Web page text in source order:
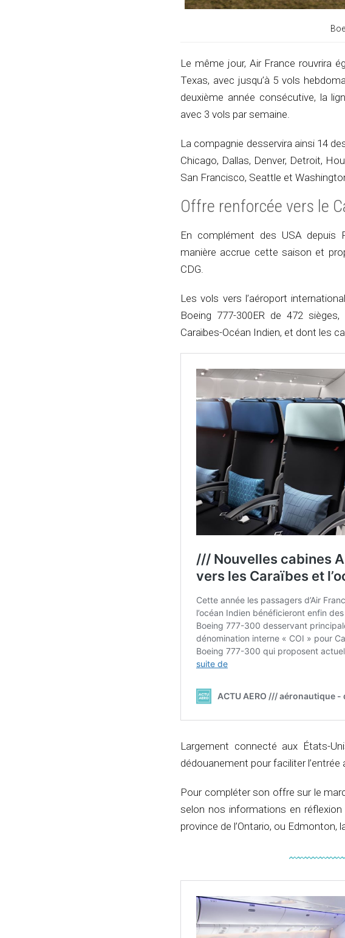
Le même jour, Air France rouvrira
Texas, avec jusqu’à 5 vols
deuxième année consécutive, la
avec 3 vols par semaine.
La compagnie desservira ainsi 14
Chicago, Dallas, Denver, Detroit,
San Francisco, Seattle et
Offre renforcée vers le
En complément des USA depuis
manière accrue cette saison et
CDG.
Les vols vers l’aéroport
Boeing 777-300ER de 472
Caraïbes-Océan Indien, et dont les
Largement connecté aux États-
dédouanement pour faciliter
Pour compléter son offre sur le
selon nos informations en réflexion
province de l’Ontario, ou Edmonton,